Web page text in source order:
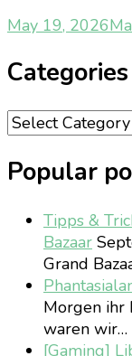
May 19, 2026
Categories
Categories
Popular
Tipps &
Bazaar
Grand
Morgen ihr
waren wir…
[Gaming]